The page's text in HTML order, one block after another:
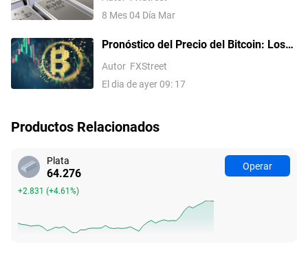
cautelosas esperanzas de paz en Irán
8 Mes 04 Día Mar
Pronóstico del Precio del Bitcoin: Los
flujos persistentes hacia los ETF y la
relajación de las tensiones en Oriente
Medio impulsan el apetito por el riesgo
Autor FXStreet
El dia de ayer 09: 17
Productos Relacionados
Plata
64.276
+2.831 (+4.61%)
Operar